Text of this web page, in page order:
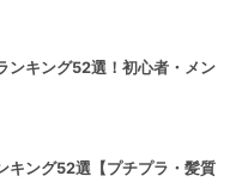
ンキング52選！初心者・メン
キング52選【プチプラ・髪質